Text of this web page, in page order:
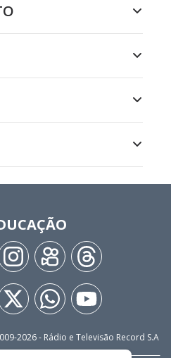
2026- Rádio e Televisão Record S.A